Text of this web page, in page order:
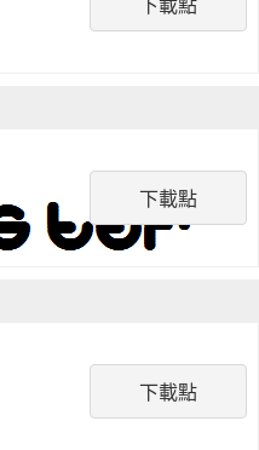
下載點
下載點
下載點